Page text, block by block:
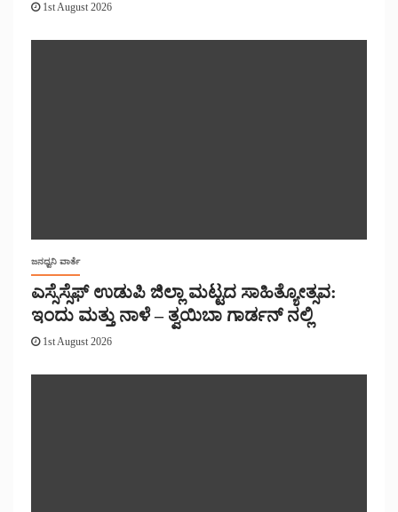
1st August 2026
ಜನಧ್ವನಿ ವಾರ್ತೆ
ಎಸ್ಸೆಸ್ಸೆಫ್ ಉಡುಪಿ ಜಿಲ್ಲಾ ಮಟ್ಟದ ಸಾಹಿತ್ಯೋತ್ಸವ:
ಇಂದು ಮತ್ತು ನಾಳೆ – ತ್ವಯಿಬಾ ಗಾರ್ಡನ್ ನಲ್ಲಿ
1st August 2026